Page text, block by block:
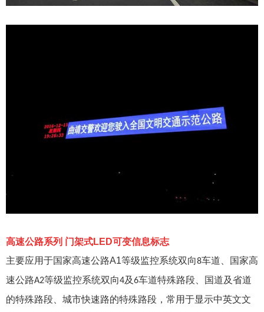
高速公路系列 门架式LED可变信息标志
主要应用于国家高速公路A1等级监控系统双向8车道、国家高
速公路A2等级监控系统双向4及6车道特殊路段、国道及省道
的特殊路段、城市快速路的特殊路段，常用于显示中英文文